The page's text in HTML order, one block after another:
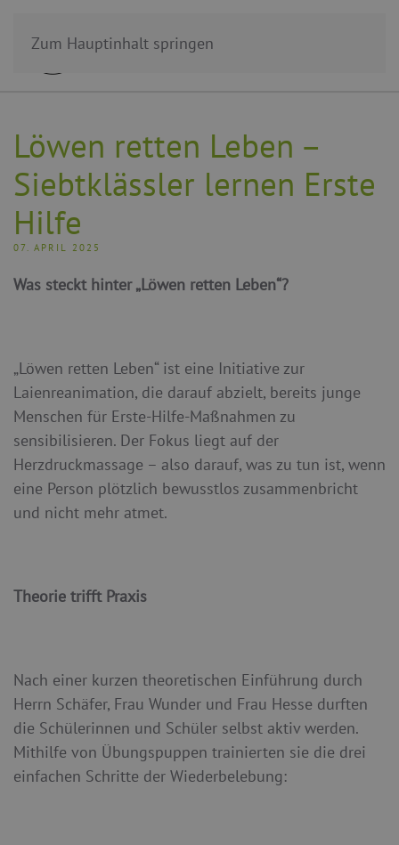
Zum Hauptinhalt springen
Löwen retten Leben –
Siebtklässler lernen Erste
Hilfe
07. APRIL 2025
Was steckt hinter „Löwen retten Leben“?
„Löwen retten Leben“ ist eine Initiative zur
Laienreanimation, die darauf abzielt, bereits junge
Menschen für Erste-Hilfe-Maßnahmen zu
sensibilisieren. Der Fokus liegt auf der
Herzdruckmassage – also darauf, was zu tun ist, wenn
eine Person plötzlich bewusstlos zusammenbricht
und nicht mehr atmet.
Theorie trifft Praxis
Nach einer kurzen theoretischen Einführung durch
Herrn Schäfer, Frau Wunder und Frau Hesse durften
die Schülerinnen und Schüler selbst aktiv werden.
Mithilfe von Übungspuppen trainierten sie die drei
einfachen Schritte der Wiederbelebung: